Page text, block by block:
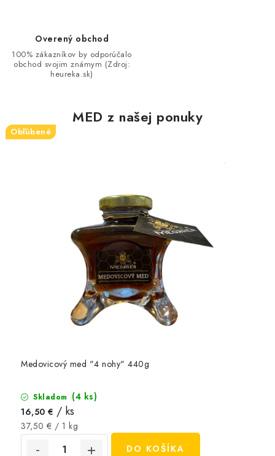
Overený obchod
100% zákazníkov by odporúčalo
obchod svojim známym (Zdroj:
heureka.sk)
MED z našej ponuky
Medovicový med "4 nohy" 440g
Skladom (4 ks)
16,50 € / ks
Jednotková
cena:
37,50 € / 1 kg
DO KOŠÍKA
Obľúbené
Obľúbené